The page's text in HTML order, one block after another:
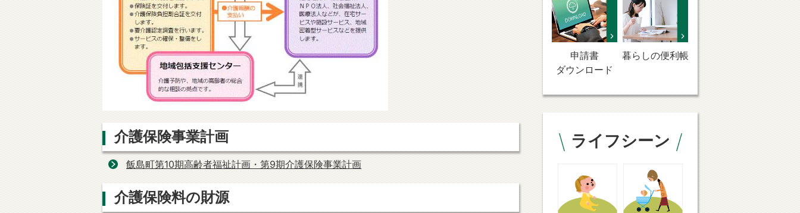
介護保険事業計画
飯島町第10期高齢者福祉計画・第9期介護保険事業計画
介護保険料の財源
申請書
ダウンロード
暮らしの便利帳
ライフシーン